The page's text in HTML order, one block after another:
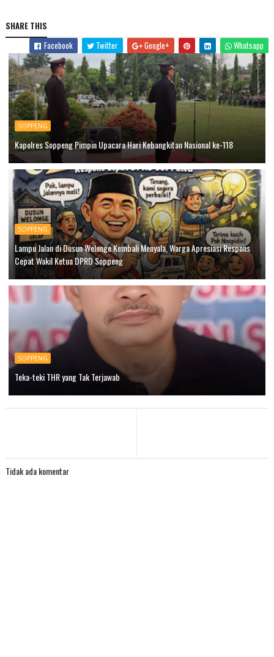
SHARE THIS
Facebook
Twitter Google+ Whatsapp
SOPPENG
Kapolres Soppeng Pimpin Upacara Hari Kebangkitan Nasional ke-118
SOPPENG
Lampu Jalan di Dusun Welonge Kembali Menyala, Warga Apresiasi Respons
Cepat Wakil Ketua DPRD Soppeng
SOPPENG
Teka-teki THR yang Tak Terjawab
Tidak ada komentar